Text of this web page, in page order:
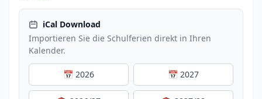
iCal Download
Importieren Sie die Schulferien direkt in Ihren
Kalender.
📅 2026 📅 2027